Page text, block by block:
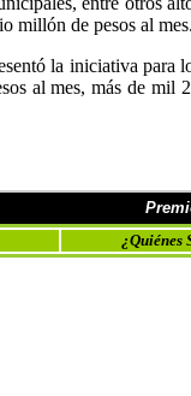
millón de pesos al
la iniciativa
al mes, más de mil
¿Quiénes